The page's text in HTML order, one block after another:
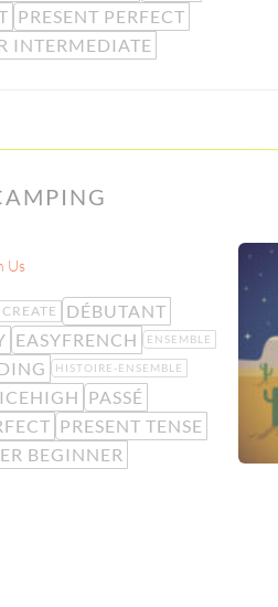
PRESENT PERFECT
INTERMEDIATE
Us
DÉBUTANT
EASYFRENCH ENSEMBLE
HISTOIRE-ENSEMBLE
PASSÉ
PRESENT TENSE
BEGINNER